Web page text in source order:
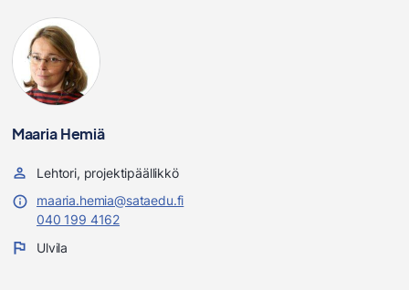
Maaria Hemiä
Lehtori, projektipäällikkö
maaria.hemia@sataedu.fi
040 199 4162
Ulvila